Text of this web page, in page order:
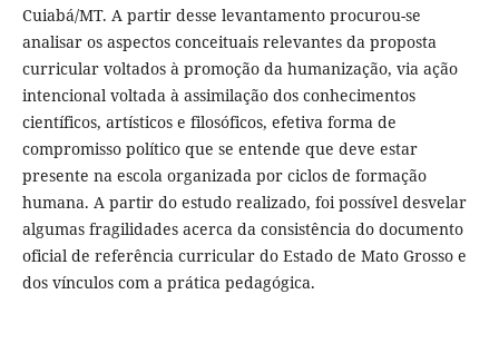
Cuiabá/MT. A partir desse levantamento procurou-se
analisar os aspectos conceituais relevantes da proposta
curricular voltados à promoção da humanização, via ação
intencional voltada à assimilação dos conhecimentos
científicos, artísticos e filosóficos, efetiva forma de
compromisso político que se entende que deve estar
presente na escola organizada por ciclos de formação
humana. A partir do estudo realizado, foi possível desvelar
algumas fragilidades acerca da consistência do documento
oficial de referência curricular do Estado de Mato Grosso e
dos vínculos com a prática pedagógica.